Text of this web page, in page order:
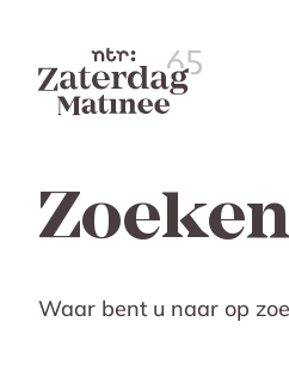
Zoeken
Waar bent u naar op